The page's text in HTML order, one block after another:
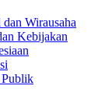
Wirausaha
Kebijakan